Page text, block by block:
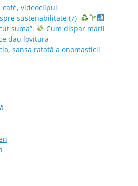
café, videoclipul
sustenabilitate (7)
suma”.
Cum dispar marii
dau lovitura
șansa ratată a onomasticii